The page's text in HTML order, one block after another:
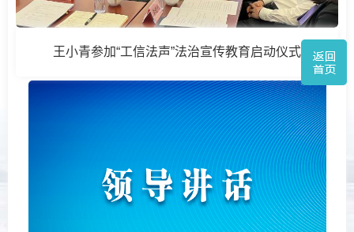
王小青参加“工信法声”法治宣传教育启动仪式